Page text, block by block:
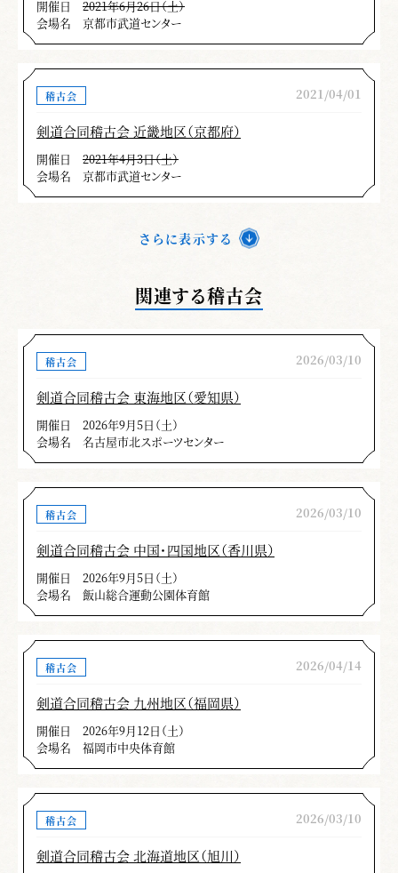
開催日
2021年6月26日（土）
会場名
京都市武道センター
稽古会 2021/04/01
剣道合同稽古会 近畿地区（京都府）
開催日
2021年4月3日（土）
会場名
京都市武道センター
さらに表示する
関連する稽古会
稽古会 2026/03/10
剣道合同稽古会 東海地区（愛知県）
開催日
2026年9月5日（土）
会場名
名古屋市北スポーツセンター
稽古会 2026/03/10
剣道合同稽古会 中国・四国地区（香川県）
開催日
2026年9月5日（土）
会場名
飯山総合運動公園体育館
稽古会 2026/04/14
剣道合同稽古会 九州地区（福岡県）
開催日
2026年9月12日（土）
会場名
福岡市中央体育館
稽古会 2026/03/10
剣道合同稽古会 北海道地区（旭川）